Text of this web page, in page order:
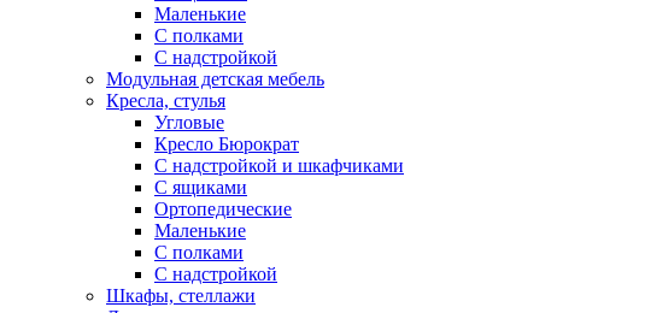
Маленькие
С полками
С надстройкой
Модульная детская мебель
Кресла, стулья
Угловые
Кресло Бюрократ
С надстройкой и шкафчиками
С ящиками
Ортопедические
Маленькие
С полками
С надстройкой
Шкафы, стеллажи